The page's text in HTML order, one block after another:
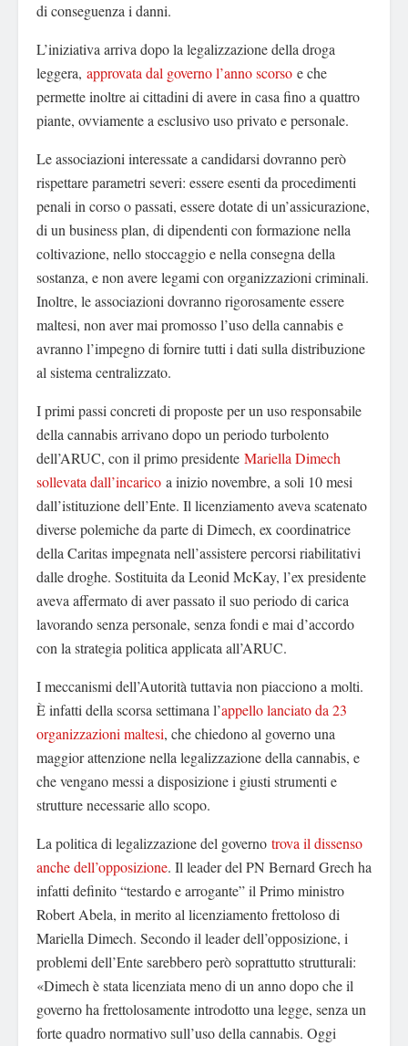
di conseguenza i danni.
L’iniziativa arriva dopo la legalizzazione della droga
leggera, approvata dal governo l’anno scorso e che
permette inoltre ai cittadini di avere in casa fino a quattro
piante, ovviamente a esclusivo uso privato e personale.
Le associazioni interessate a candidarsi dovranno però
rispettare parametri severi: essere esenti da procedimenti
penali in corso o passati, essere dotate di un’assicurazione,
di un business plan, di dipendenti con formazione nella
coltivazione, nello stoccaggio e nella consegna della
sostanza, e non avere legami con organizzazioni criminali.
Inoltre, le associazioni dovranno rigorosamente essere
maltesi, non aver mai promosso l’uso della cannabis e
avranno l’impegno di fornire tutti i dati sulla distribuzione
al sistema centralizzato.
I primi passi concreti di proposte per un uso responsabile
della cannabis arrivano dopo un periodo turbolento
dell’ARUC, con il primo presidente Mariella Dimech
sollevata dall’incarico a inizio novembre, a soli 10 mesi
dall’istituzione dell’Ente. Il licenziamento aveva scatenato
diverse polemiche da parte di Dimech, ex coordinatrice
della Caritas impegnata nell’assistere percorsi riabilitativi
dalle droghe. Sostituita da Leonid McKay, l’ex presidente
aveva affermato di aver passato il suo periodo di carica
lavorando senza personale, senza fondi e mai d’accordo
con la strategia politica applicata all’ARUC.
I meccanismi dell’Autorità tuttavia non piacciono a molti.
È infatti della scorsa settimana l’appello lanciato da 23
organizzazioni maltesi, che chiedono al governo una
maggior attenzione nella legalizzazione della cannabis, e
che vengano messi a disposizione i giusti strumenti e
strutture necessarie allo scopo.
La politica di legalizzazione del governo trova il dissenso
anche dell’opposizione. Il leader del PN Bernard Grech ha
infatti definito “testardo e arrogante” il Primo ministro
Robert Abela, in merito al licenziamento frettoloso di
Mariella Dimech. Secondo il leader dell’opposizione, i
problemi dell’Ente sarebbero però soprattutto strutturali:
«Dimech è stata licenziata meno di un anno dopo che il
governo ha frettolosamente introdotto una legge, senza un
forte quadro normativo sull’uso della cannabis. Oggi